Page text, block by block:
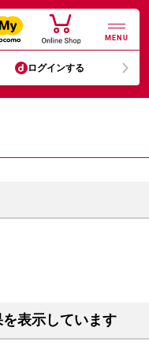
MENU
ログインする
表示しています